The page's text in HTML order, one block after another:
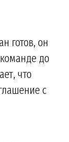
готов, он
до
что
с